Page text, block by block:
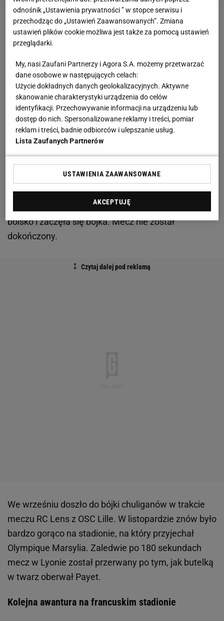
Zobacz wideoPrezes PKOl Andrzej Kraśnicki:
Liczymy, że na igrzyska pojedzie 60 sportowców
Już w 1. kolejce w trakciemeczu Montpellier z
Olympique Marsylia butelką w twarz rzucony został
zawodnik gości Valentin Rongier. Zawodnik został
opatrzony, a chwilę później na boisku wylądowały
petardy. Mecz został przerwany na 30 minut.
Marsylia doszło do kolejnych napięć. Piłkarz gości
- Dimitri Payet - który wcześniej prowokował kibiców
gospodarzy, został trafiony butelką w plecy. Payet
odrzucił ją w trybuny, przez co chuligani wbiegli na
boisko i zaczęła się bójka. Mecz nie został
dokończony.
We wrześniu doszło do bójki chuliganów w trakcie
meczu RC Lens z OSC Lille. W listopardzie znów było
bardzo gorąco na stadionie, na który przyjechał
Olympique Marsylia. Zaledwie po 180 sekundach
mecz w Lyonie został przerwany po tym, jak butelką
w twarz oberwał Payet.
Kolejna awantura na francuskim stadionie
odnośnik „Ustawienia prywatności ” w stopce serwisu i
przechodząc do „Ustawień Zaawansowanych”. Zmiana
ustawień plików cookie możliwa jest także za pomocą ustawień
przeglądarki.
My, nasi Zaufani Partnerzy i Agora S.A. możemy przetwarzać
dane osobowe w następujących celach:
Użycie dokładnych danych geolokalizacyjnych. Aktywne
skanowanie charakterystyki urządzenia do celów
identyfikacji. Przechowywanie informacji na urządzeniu lub
dostęp do nich. Spersonalizowane reklamy i treści, pomiar
reklam i treści, badnie odbiorców i ulepszanie usług.
Lista Zaufanych Partnerów
USTAWIENIA ZAAWANSOWANE
AKCEPTUJĘ